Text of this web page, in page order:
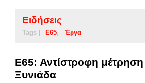
Ειδήσεις
Tags | Ε65 Έργα
Ε65: Αντίστροφη μέτρηση
Ξυνιάδα